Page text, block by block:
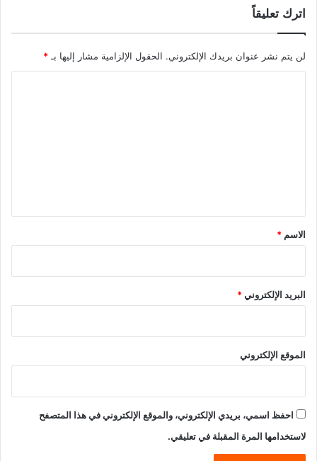
اترك تعليقاً
لن يتم نشر عنوان بريدك الإلكتروني. الحقول الإلزامية مشار إليها بـ *
*
الاسم *
البريد الإلكتروني*
الموقع الإلكتروني
احفظ اسمي، بريدي الإلكتروني، والموقع الإلكتروني في هذا المتصفح
لاستخدامها المرة المقبلة في تعليقي.